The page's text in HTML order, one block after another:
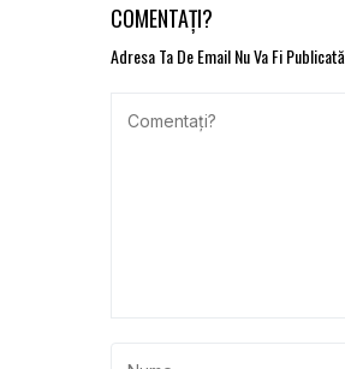
COMENTAȚI?
Adresa Ta De Email Nu Va Fi Publicată.